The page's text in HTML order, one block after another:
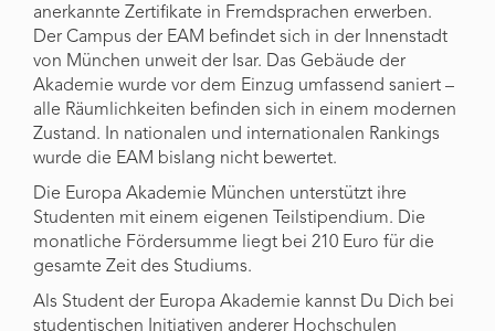
anerkannte Zertifikate in Fremdsprachen erwerben.
Der Campus der EAM befindet sich in der Innenstadt
von München unweit der Isar. Das Gebäude der
Akademie wurde vor dem Einzug umfassend saniert –
alle Räumlichkeiten befinden sich in einem modernen
Zustand. In nationalen und internationalen Rankings
wurde die EAM bislang nicht bewertet.
Die Europa Akademie München unterstützt ihre
Studenten mit einem eigenen Teilstipendium. Die
monatliche Fördersumme liegt bei 210 Euro für die
gesamte Zeit des Studiums.
Als Student der Europa Akademie kannst Du Dich bei
studentischen Initiativen anderer Hochschulen